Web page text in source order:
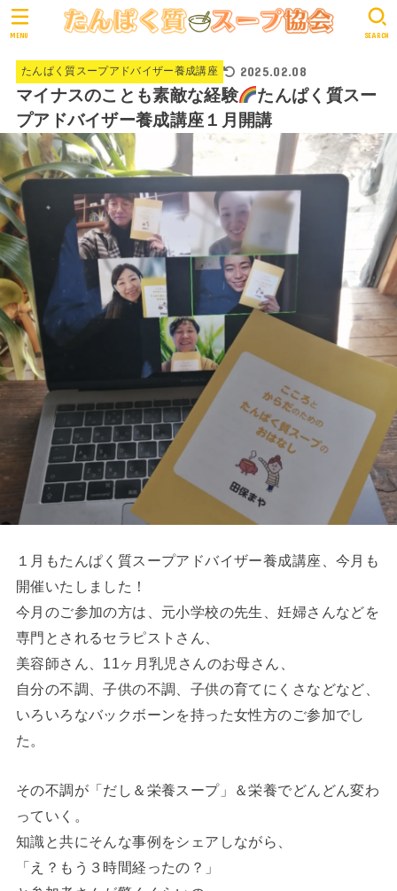
SEARCH
MENU
たんぱく質スープアドバイザー養成講座 2025.02.08
マイナスのことも素敵な経験
たんぱく質スー
プアドバイザー養成講座１月開講
１月もたんぱく質スープアドバイザー養成講座、今月も
開催いたしました！
今月のご参加の方は、元小学校の先生、妊婦さんなどを
専門とされるセラピストさん、
美容師さん、11ヶ月乳児さんのお母さん、
自分の不調、子供の不調、子供の育てにくさなどなど、
いろいろなバックボーンを持った女性方のご参加でし
た。
その不調が「だし＆栄養スープ」＆栄養でどんどん変わ
っていく。
知識と共にそんな事例をシェアしながら、
「え？もう３時間経ったの？」